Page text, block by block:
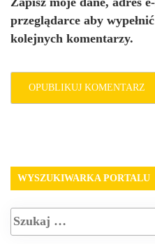
przeglądarce aby
kolejnych komentarzy.
WYSZUKIWARKA PORTALU